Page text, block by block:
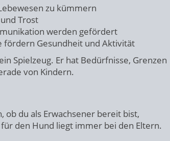
zu kümmern
Trost
werden gefördert
fördern Gesundheit und Aktivität
Spielzeug. Er hat Bedürfnisse, Grenzen
von Kindern.
ob du als Erwachsener bereit bist,
den Hund liegt immer bei den Eltern.